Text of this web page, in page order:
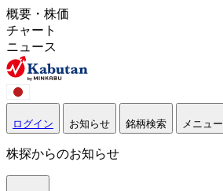
概要・株価
チャート
ニュース
ログイン お知らせ 銘柄検索 メニュー
株探からのお知らせ